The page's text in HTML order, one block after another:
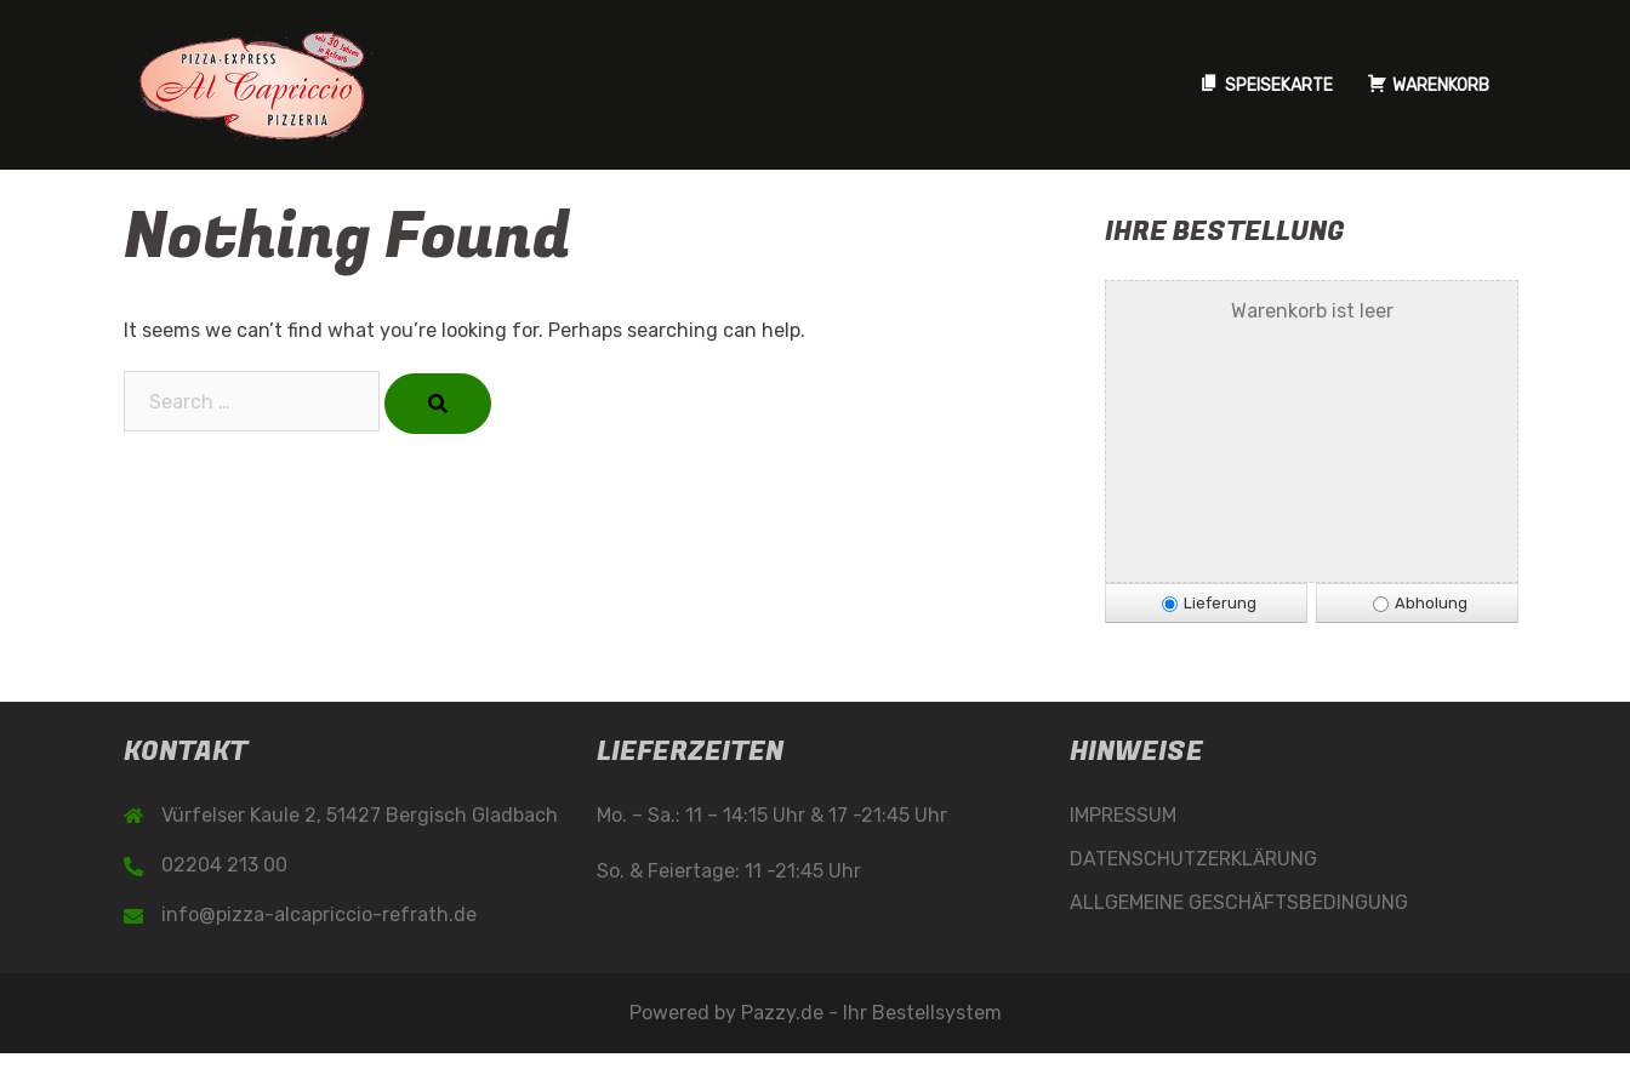
SPEISEKARTE WARENKORB
Nothing Found
It seems we can’t find what you’re looking for. Perhaps searching can help.
IHRE BESTELLUNG
Warenkorb ist leer
Lieferung Abholung
KONTAKT
Vürfelser Kaule 2, 51427 Bergisch Gladbach
02204 213 00
info@pizza-alcapriccio-refrath.de
LIEFERZEITEN
Mo. – Sa.: 11 – 14:15 Uhr & 17 -21:45 Uhr
So. & Feiertage: 11 -21:45 Uhr
HINWEISE
IMPRESSUM
DATENSCHUTZERKLÄRUNG
ALLGEMEINE GESCHÄFTSBEDINGUNG
Powered by Pazzy.de - Ihr Bestellsystem